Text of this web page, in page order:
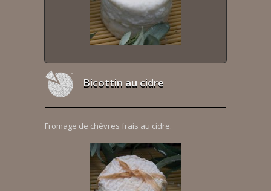
Bicottin au cidre
Fromage de chèvres frais au cidre.